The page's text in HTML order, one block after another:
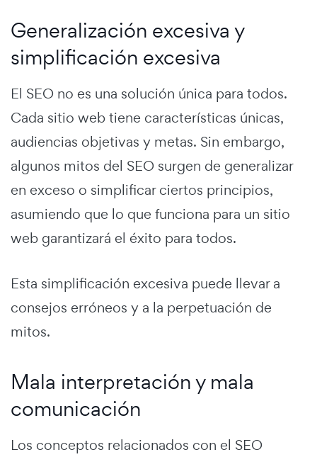
Generalización excesiva y
simplificación excesiva
El SEO no es una solución única para todos.
Cada sitio web tiene características únicas,
audiencias objetivas y metas. Sin embargo,
algunos mitos del SEO surgen de generalizar
en exceso o simplificar ciertos principios,
asumiendo que lo que funciona para un sitio
web garantizará el éxito para todos.
Esta simplificación excesiva puede llevar a
consejos erróneos y a la perpetuación de
mitos.
Mala interpretación y mala
comunicación
Los conceptos relacionados con el SEO